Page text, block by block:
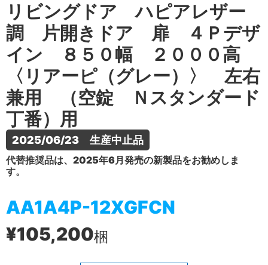
リビングドア ハピアレザー
調 片開きドア 扉 ４Ｐデザ
イン ８５０幅 ２０００高
〈リアーピ（グレー）〉 左右
兼用 （空錠 Ｎスタンダード
丁番）用
2025/06/23　生産中止品
代替推奨品は、2025年6月発売の新製品をお勧めしま
す。
AA1A4P-12XGFCN
¥105,200梱